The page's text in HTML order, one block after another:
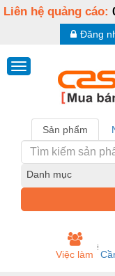
Liên hệ quảng cáo:
Đăng
Sản phẩm
Danh mục
Việc làm